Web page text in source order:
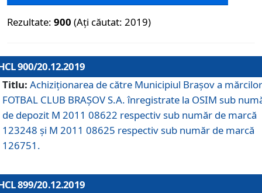
Rezultate: 900 (Ați căutat: 2019)
900/20.12.2019
Titlu: Achiziționarea de către Municipiul Brașov a mărcilor
FOTBAL CLUB BRAȘOV S.A. înregistrate la OSIM sub
de depozit M 2011 08622 respectiv sub număr de marcă
123248 și M 2011 08625 respectiv sub număr de marcă
126751.
899/20.12.2019